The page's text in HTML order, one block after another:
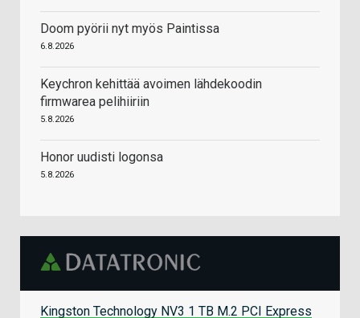
Doom pyörii nyt myös Paintissa
6.8.2026
Keychron kehittää avoimen lähdekoodin
firmwarea pelihiiriin
5.8.2026
Honor uudisti logonsa
5.8.2026
Kingston Technology NV3 1 TB M.2 PCI Express